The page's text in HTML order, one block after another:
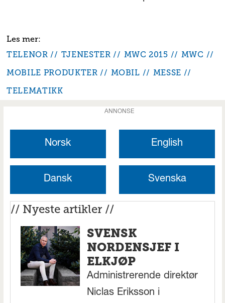
TELENOR TJENESTER MWC 2015
MWC
MOBILE PRODUKTER
MOBIL
MESSE
TELEMATIKK
ANNONSE
Norsk English
Dansk Svenska
// Nyeste artikler //
SVENSK
NORDENSJEF I
ELKJØP
Administrerende direktør
Niclas Eriksson i